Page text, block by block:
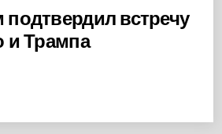
встречу
и Трампа